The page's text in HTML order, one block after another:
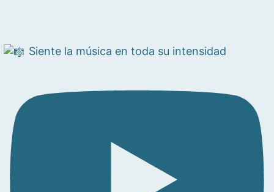
Siente la música en toda su intensidad